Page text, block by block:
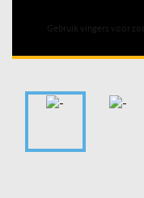
Gebruik vingers voor